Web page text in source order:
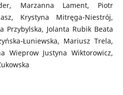
Marzanna Lament, Piotr
Krystyna Mitręga-Niestrój,
Przybylska, Jolanta Rubik Beata
Łuniewska, Mariusz Trela,
Wieprow Justyna Wiktorowicz,